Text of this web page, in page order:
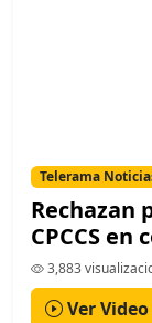
Telerama
Rechazan
CPCCS
3,883
Ver Video